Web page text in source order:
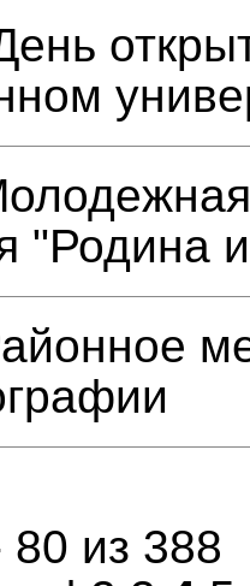
"Родина
из 388